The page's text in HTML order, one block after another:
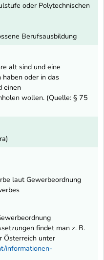
oder Polytechnischen
Berufsausbildung
alt sind und eine
oder in das
einen
wollen. (Quelle: § 75
laut Gewerbeordnung
findet man z. B.
Österreich unter
informationen-